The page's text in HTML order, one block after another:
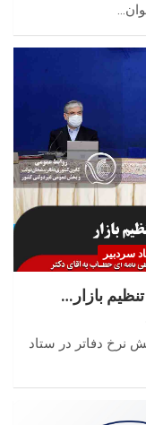
سردبیر
بازار…
نرخ دفاتر در ستاد